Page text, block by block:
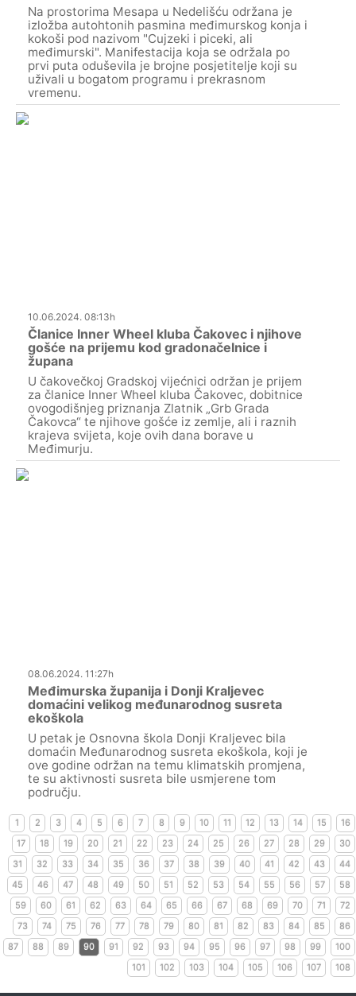
Na prostorima Mesapa u Nedelišću održana je
izložba autohtonih pasmina međimurskog konja i
kokoši pod nazivom "Cujzeki i piceki, ali
međimurski". Manifestacija koja se održala po
prvi puta oduševila je brojne posjetitelje koji su
uživali u bogatom programu i prekrasnom
vremenu.
10.06.2024. 08:13h
Članice Inner Wheel kluba Čakovec i njihove
gošće na prijemu kod gradonačelnice i
župana
U čakovečkoj Gradskoj vijećnici održan je prijem
za članice Inner Wheel kluba Čakovec, dobitnice
ovogodišnjeg priznanja Zlatnik „Grb Grada
Čakovca“ te njihove gošće iz zemlje, ali i raznih
krajeva svijeta, koje ovih dana borave u
Međimurju.
08.06.2024. 11:27h
Međimurska županija i Donji Kraljevec
domaćini velikog međunarodnog susreta
ekoškola
U petak je Osnovna škola Donji Kraljevec bila
domaćin Međunarodnog susreta ekoškola, koji je
ove godine održan na temu klimatskih promjena,
te su aktivnosti susreta bile usmjerene tom
području.
1 2 3 4 5 6 7 8 9 10 11 12 13 14 15
16
17
18 19 20 21 22 23 24 25 26 27 28 29
30
31
32 33 34 35 36 37 38 39 40 41 42 43
44
45
46 47 48 49 50 51 52 53 54 55 56 57
58
59
60 61 62 63 64 65 66 67 68 69 70 71
72
73
74 75 76 77 78 79 80 81 82 83 84 85
86
87
88 89 90 91 92 93 94 95 96 97 98 99
100
101
102 103 104 105 106 107 108